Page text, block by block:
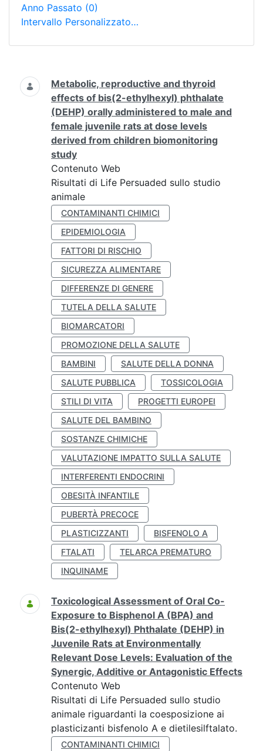
Anno Passato (0)
Intervallo Personalizzato…
Ricerca
Metabolic, reproductive and thyroid
effects of bis(2-ethylhexyl) phthalate
(DEHP) orally administered to male and
female juvenile rats at dose levels
derived from children biomonitoring
study
Contenuto Web
Risultati di Life Persuaded sullo studio
animale
CONTAMINANTI CHIMICI
EPIDEMIOLOGIA
FATTORI DI RISCHIO
SICUREZZA ALIMENTARE
DIFFERENZE DI GENERE
TUTELA DELLA SALUTE
BIOMARCATORI
PROMOZIONE DELLA SALUTE
BAMBINI
SALUTE DELLA DONNA
SALUTE PUBBLICA
TOSSICOLOGIA
STILI DI VITA
PROGETTI EUROPEI
SALUTE DEL BAMBINO
SOSTANZE CHIMICHE
VALUTAZIONE IMPATTO SULLA SALUTE
INTERFERENTI ENDOCRINI
OBESITÀ INFANTILE
PUBERTÀ PRECOCE
PLASTICIZZANTI
BISFENOLO A
FTALATI
TELARCA PREMATURO
INQUINAME
Toxicological Assessment of Oral Co-
Exposure to Bisphenol A (BPA) and
Bis(2-ethylhexyl) Phthalate (DEHP) in
Juvenile Rats at Environmentally
Relevant Dose Levels: Evaluation of the
Synergic, Additive or Antagonistic Effects
Contenuto Web
Risultati di Life Persuaded sullo studio
animale riguardanti la coesposizione ai
plasticizanti bisfenolo A e dietilesilftalato.
CONTAMINANTI CHIMICI